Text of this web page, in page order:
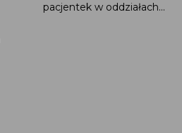
pacjentek w oddziałach...